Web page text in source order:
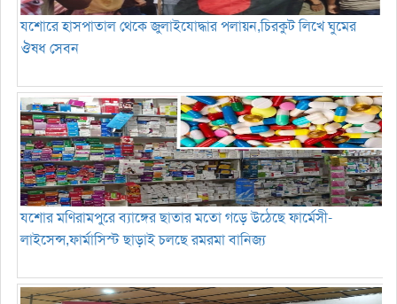
যশোরে হাসপাতাল থেকে জুলাইযোদ্ধার পলায়ন,চিরকুট লিখে ঘুমের
ঔষধ সেবন
যশোর ‎মণিরামপুরে ব্যাঙ্গের ছাতার মতো গড়ে উঠেছে ফার্মেসী-
লাইসেন্স,ফার্মাসিস্ট ছাড়াই চলছে রমরমা বানিজ্য ‎